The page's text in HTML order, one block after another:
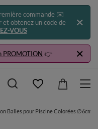
commande ✉️
obtenez un code de
VOUS
PROMOTION 👉
Balles pour Piscine Colorées ∅6cm